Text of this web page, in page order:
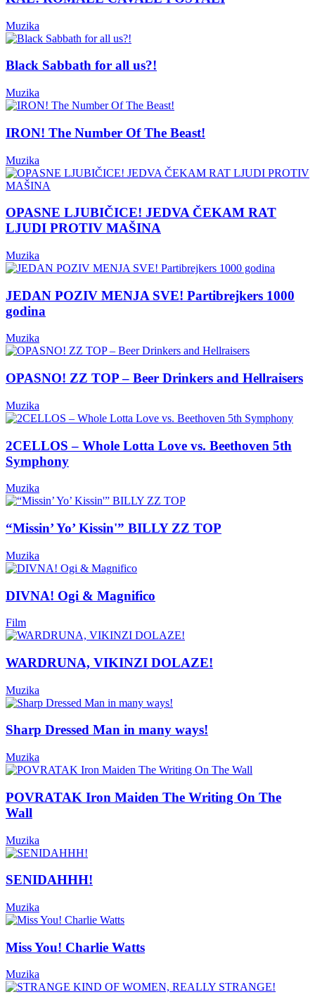
Muzika
Black Sabbath for all us?!
Muzika
IRON! The Number Of The Beast!
Muzika
OPASNE LJUBIČICE! JEDVA ČEKAM RAT
LJUDI PROTIV MAŠINA
Muzika
JEDAN POZIV MENJA SVE! Partibrejkers 1000
godina
Muzika
OPASNO! ZZ TOP – Beer Drinkers and Hellraisers
Muzika
2CELLOS – Whole Lotta Love vs. Beethoven 5th
Symphony
Muzika
“Missin’ Yo’ Kissin'” BILLY ZZ TOP
Muzika
DIVNA! Ogi & Magnifico
Film
WARDRUNA, VIKINZI DOLAZE!
Muzika
Sharp Dressed Man in many ways!
Muzika
POVRATAK Iron Maiden The Writing On The
Wall
Muzika
SENIDAHHH!
Muzika
Miss You! Charlie Watts
Muzika